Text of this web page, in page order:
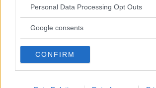
Please note that this website/app uses one
not limited to your visit or usage behaviour.
use your data for below specified purposes
consent section.
Personal Data Processing Opt Outs
Google consents
CONFIRM
Syreär Sveriges enda gröna
finns både digitalt och i tryck.
någon kanske kommer. Frivillighet är
som komplement.
MSB fick i november ett
vad som gjorts för att stödja